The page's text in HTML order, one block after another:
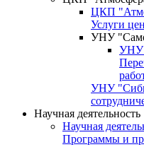
ЦКП
Услуги
УНУ
УНУ
УНУ
Научная деятельность
Научная
Программы и